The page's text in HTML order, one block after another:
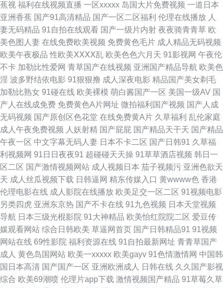
探花 97资源视频总站 最新超碰午夜网站 三级四级毛片 美女足交网站 福利小
视频 91夜色69 香蕉网站入口 午夜色先锋 人妻熟女在线网址 婷婷色人网 亚
洲欧美日韩簧片 91久久久 A级片导航 大香蕉伊av 国产淫秽网视频 精品久久
成人网站 男人天堂a片 人妻午夜激情 神马影院午夜限制 性爱午夜影院 91黑
料福利网 AⅤ网站 国产传媒91播放 红潮婷婷色情 91豆花视频 www91小视频
大香蕉超碰99 狼友激情网站 欧美少女性交 亚洲啪啪网 97在线 午夜日韩免费
a 激情久久肏屄视频 欧美色图91看片 日美黄色网 午夜褔利AV网 91看片入口
www黄淫 大香蕉久热 国产网站在线 久久草2013 欧美另类AV 日日夜夜精品
国产 午夜诱惑av 在线国产三级片 91熟女视频 大香蕉伊人粉红 含羞草AV影
院 久草色视频 免费操少妇 人妖操伪娘 五月花性视 91次元黄 AV红杏 成人超
碰在线观看 国产色在线看精品 久久嫩草精品久久 欧美性精品 婷婷五月份尹
色 亚洲无码电源 97操操 成人9118禁 国产天天无日日 九一免费看片 免费视
蕉视 福利在线视频直播 一区xxxxx 岛国大片免费视频 一道日本
亚洲香蕉 国产91高清精品 国产一区二区福利 伦理在线播放 人
妻无码精品 91自拍在线观看 国产一级片内射 夜夜骑青青草 欧
美色图人妻 在线免费欧美视频 免费黄色毛片 成人精品无码视频
欧美午夜极品 性欧美ⅩⅩⅩⅩ乱 欧美色色六月天 91影视网 午夜伦
不卡 加勒比性爱网 青草国产在线视频 亚洲国产精品导航 欧美色
淫 波多野结依电影 91狠狠撸 成人深夜电影 精品国产美女剃毛
加勒比熟女 91碰在线 欧美裸模 萌白酱国产一区 美国一级AV 国
产人在线成免费 免费黄色A片网址 微拍福利国产视频 国产人成
无码视频 国产原创区色花堂 在线免费黄A片 久草福利 乱伦家庭
成人午夜免费视频 人妖射精 国产屁屁 国产精品天干天 国产精品
午夜一区 中文字幕无码人妻 日本不卡二区 国产日韩91 久草福
利视频网 91日日夜夜91 超碰碰天天操 91草草酒店视频 韩日一
区二区 国产激情视频网站 成人视频日本 茄子视频污 亚洲色欲天
天 成人丝瓜视频下载 日韩逼网 精东传媒入口 黄wwww色 香港
伦理电影在线 成人影院在线播放 欧美足交一区二区 91视频电影
另类四虎 亚洲东京热 国产不卡在线 91九色视频 日本天堂视频
导航 日本三级光棍影院 91大神精品 欧美怡红院院二区 爱豆传
媒观看网站 综合日韩欧美 草逼网首页 国产日韩精品91 91视频
网站在线 69性影院 福利资源在线 91自拍最新网址 青青草国产
成人 黄色岛国网站 欧美一xxxxx 欧美gayv 91色情激情网 中国韩
国日本高清 国产国产一区 亚洲欧洲成人 日韩在线 久久国产影视
综合 欧美69潮喷 伦理片app下载 激情视频国产精品 91草莓久草